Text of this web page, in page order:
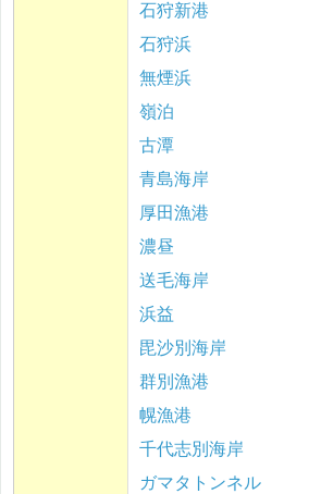
石狩新港
石狩浜
無煙浜
嶺泊
古潭
青島海岸
厚田漁港
濃昼
送毛海岸
浜益
毘沙別海岸
群別漁港
幌漁港
千代志別海岸
ガマタトンネル